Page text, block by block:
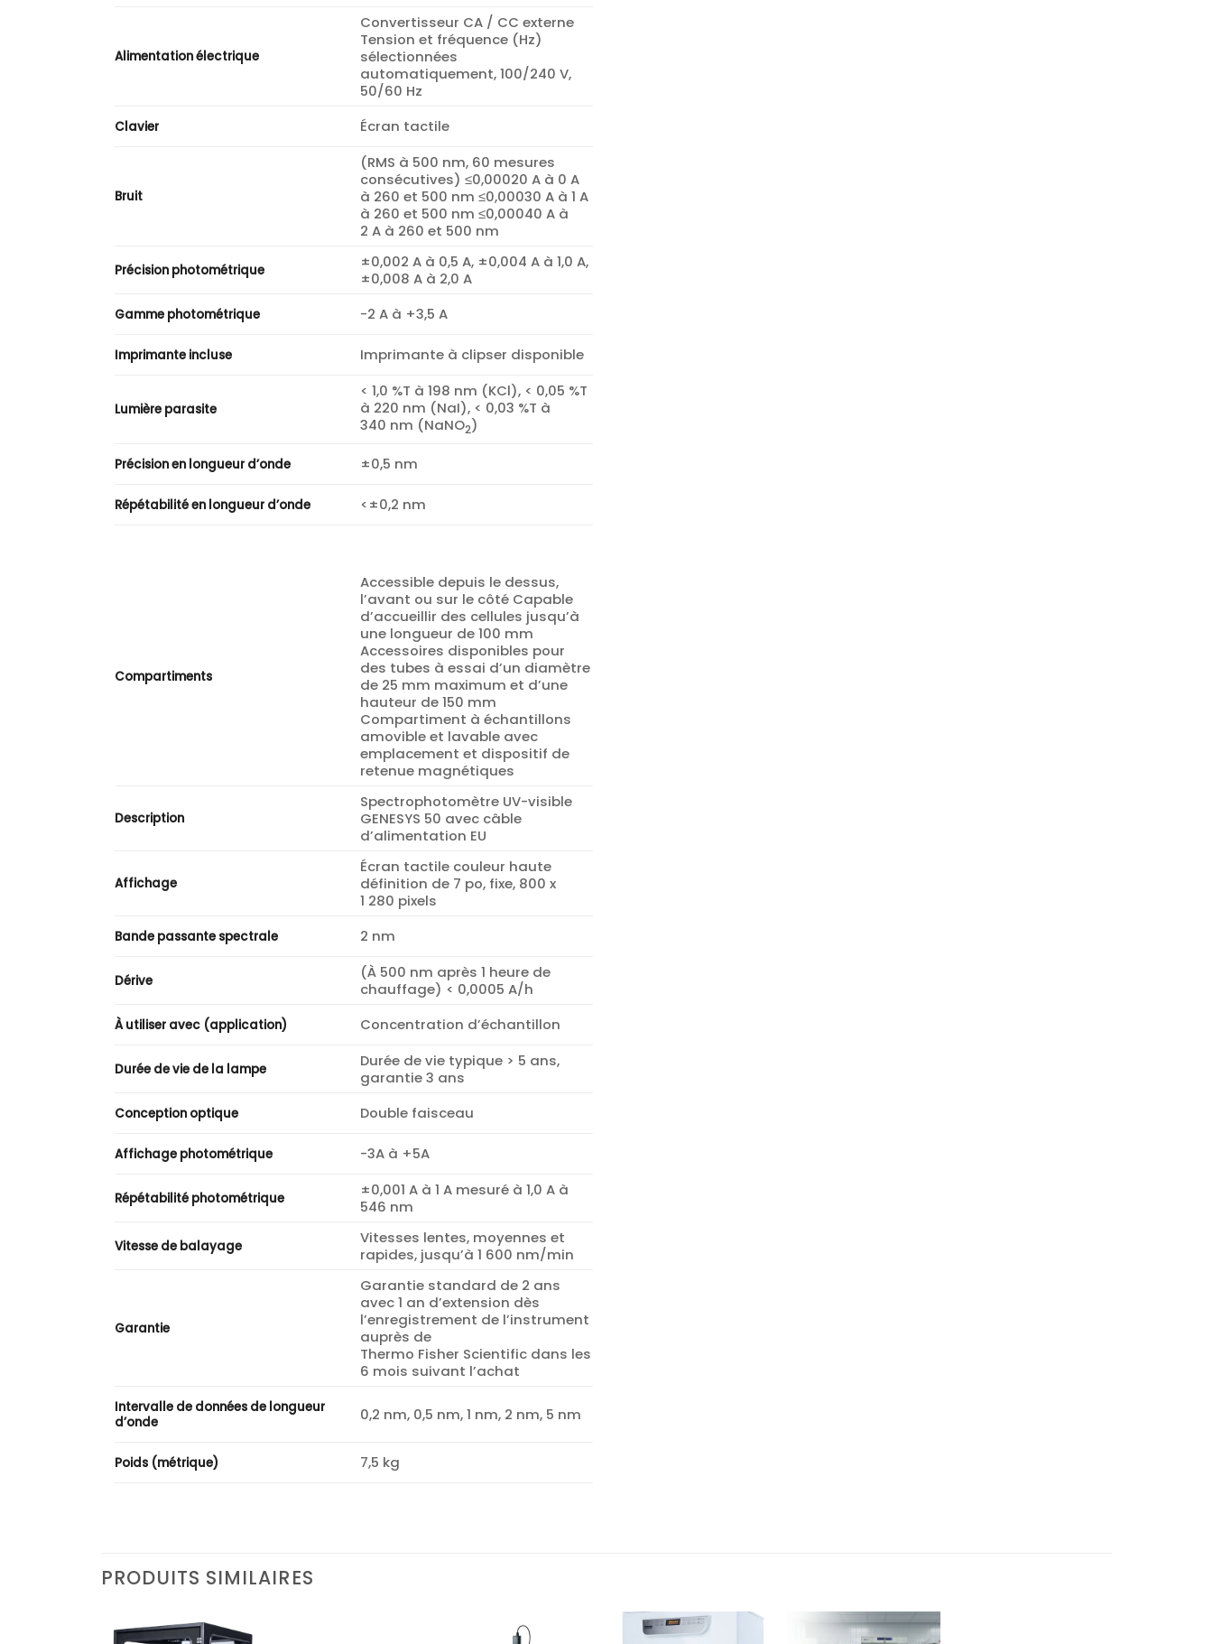
Alimentation électrique
Convertisseur CA / CC externe
Tension et fréquence (Hz)
sélectionnées
automatiquement, 100/240 V,
50/60 Hz
Clavier Écran tactile
Bruit
(RMS à 500 nm, 60 mesures
consécutives) ≤0,00020 A à 0 A
à 260 et 500 nm ≤0,00030 A à 1 A
à 260 et 500 nm ≤0,00040 A à
2 A à 260 et 500 nm
Précision photométrique
±0,002 A à 0,5 A, ±0,004 A à 1,0 A,
±0,008 A à 2,0 A
Gamme photométrique -2 A à +3,5 A
Imprimante incluse Imprimante à clipser disponible
Lumière parasite
< 1,0 %T à 198 nm (KCl), < 0,05 %T
à 220 nm (NaI), < 0,03 %T à
340 nm (NaNO2)
Précision en longueur d’onde ±0,5 nm
Répétabilité en longueur d’onde <±0,2 nm
Compartiments
Accessible depuis le dessus,
l’avant ou sur le côté Capable
d’accueillir des cellules jusqu’à
une longueur de 100 mm
Accessoires disponibles pour
des tubes à essai d’un diamètre
de 25 mm maximum et d’une
hauteur de 150 mm
Compartiment à échantillons
amovible et lavable avec
emplacement et dispositif de
retenue magnétiques
Description
Spectrophotomètre UV-visible
GENESYS 50 avec câble
d’alimentation EU
Affichage
Écran tactile couleur haute
définition de 7 po, fixe, 800 x
1 280 pixels
Bande passante spectrale 2 nm
Dérive
(À 500 nm après 1 heure de
chauffage) < 0,0005 A/h
À utiliser avec (application) Concentration d’échantillon
Durée de vie de la lampe
Durée de vie typique > 5 ans,
garantie 3 ans
Conception optique Double faisceau
Affichage photométrique -3A à +5A
Répétabilité photométrique
±0,001 A à 1 A mesuré à 1,0 A à
546 nm
Vitesse de balayage
Vitesses lentes, moyennes et
rapides, jusqu’à 1 600 nm/min
Garantie
Garantie standard de 2 ans
avec 1 an d’extension dès
l’enregistrement de l’instrument
auprès de
Thermo Fisher Scientific dans les
6 mois suivant l’achat
Intervalle de données de longueur
d’onde
0,2 nm, 0,5 nm, 1 nm, 2 nm, 5 nm
Poids (métrique) 7,5 kg
PRODUITS SIMILAIRES